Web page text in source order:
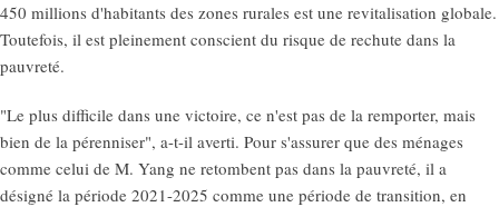
450 millions d'habitants des zones rurales est une revitalisation globale.
Toutefois, il est pleinement conscient du risque de rechute dans la
pauvreté.
"Le plus difficile dans une victoire, ce n'est pas de la remporter, mais
bien de la pérenniser", a-t-il averti. Pour s'assurer que des ménages
comme celui de M. Yang ne retombent pas dans la pauvreté, il a
désigné la période 2021-2025 comme une période de transition, en